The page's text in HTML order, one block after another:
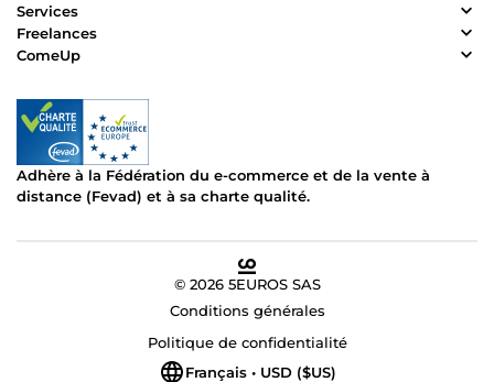
Services
Freelances
ComeUp
Adhère à la Fédération du e-commerce et de la vente à
distance (Fevad) et à sa charte qualité.
© 2026 5EUROS SAS
Conditions générales
Politique de confidentialité
Français • USD ($US)